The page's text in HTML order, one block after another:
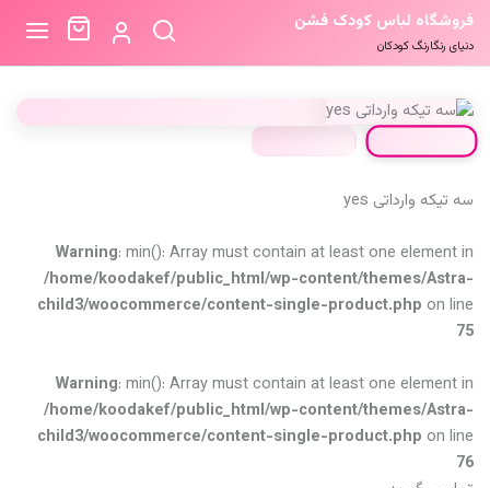
فروشگاه لباس کودک فشن
دنیای رنگارنگ کودکان
سه تیکه وارداتی yes
Warning: min(): Array must contain at least one element in
/home/koodakef/public_html/wp-content/themes/Astra-
child3/woocommerce/content-single-product.php on line
75
Warning: min(): Array must contain at least one element in
/home/koodakef/public_html/wp-content/themes/Astra-
child3/woocommerce/content-single-product.php on line
76